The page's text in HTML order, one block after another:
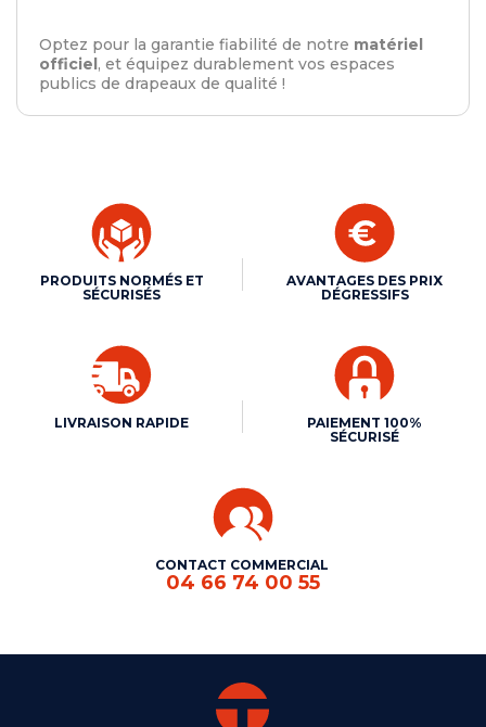
Optez pour la garantie fiabilité de notre matériel
officiel , et équipez durablement vos espaces
publics de drapeaux de qualité !
PRODUITS NORMÉS ET
SÉCURISÉS
AVANTAGES DES PRIX
DÉGRESSIFS
LIVRAISON RAPIDE
PAIEMENT 100%
SÉCURISÉ
CONTACT COMMERCIAL
04 66 74 00 55